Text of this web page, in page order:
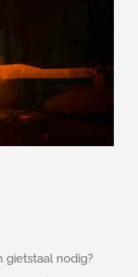
gietstaal nodig?